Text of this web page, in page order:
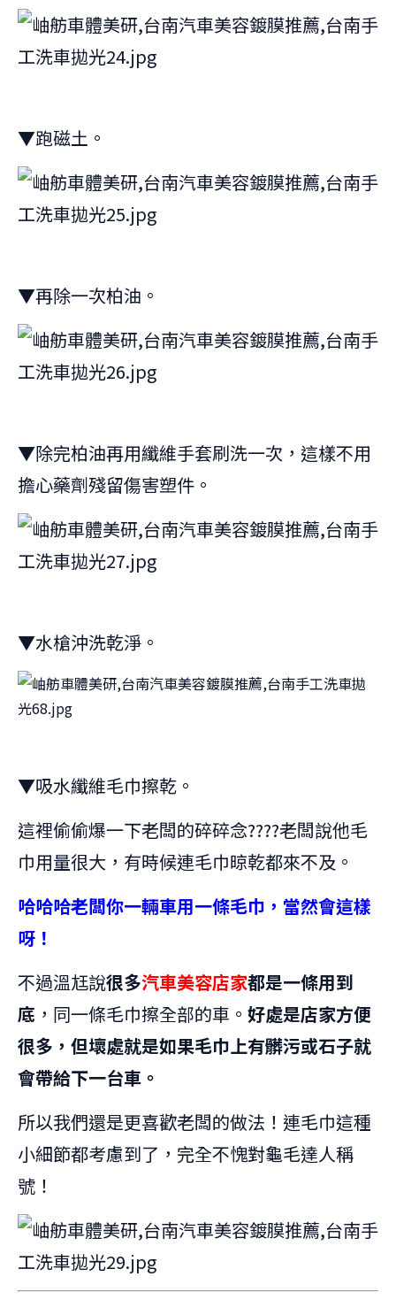
▼跑磁土。
▼再除一次柏油。
▼除完柏油再用纖維手套刷洗一次，這樣不用
擔心藥劑殘留傷害塑件。
▼水槍沖洗乾淨。
▼吸水纖維毛巾擦乾。
這裡偷偷爆一下老闆的碎碎念????老闆說他毛
巾用量很大，有時候連毛巾晾乾都來不及。
哈哈哈老闆你一輛車用一條毛巾，當然會這樣
呀！
不過溫尪說很多汽車美容店家都是一條用到
底 ，同一條毛巾擦全部的車。 好處是店家方便
很多，但壞處就是如果毛巾上有髒污或石子就
會帶給下一台車。
所以我們還是更喜歡老闆的做法！連毛巾這種
小細節都考慮到了，完全不愧對龜毛達人稱
號！